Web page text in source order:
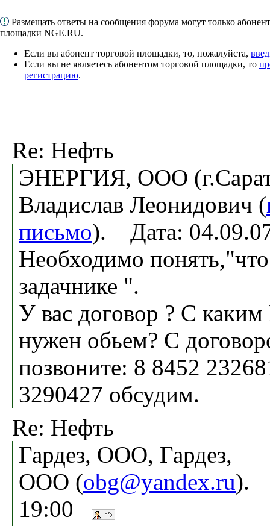
Размещать ответы на сообщения форума могут только
площадки NGE.RU.
Если вы абонент торговой площадки, то, пожалуйста,
Если вы не являетесь абонентом торговой площадки, то
регистрацию.
Re: Нефть
ЭНЕРГИЯ, ООО
Владислав Леонидович (
письмо). Дата:
Необходимо понять,"что
задачнике ".
У вас договор ? С
нужен обьем? С
позвоните: 8 8452
3290427 обсудим.
Re: Нефть
Гардез, ООО, Гардез,
ООО (obg@yandex.ru).
19:00